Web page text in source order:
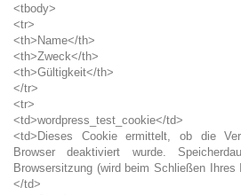
<tbody>
<tr>
<th>Name</th>
<th>Zweck</th>
<th>Gültigkeit</th>
</tr>
<tr>
<td>wordpress_test_cookie</td>
<td>Dieses Cookie ermittelt, ob die
Browser deaktiviert wurde.
Browsersitzung (wird beim Schließen Ihres
</td>